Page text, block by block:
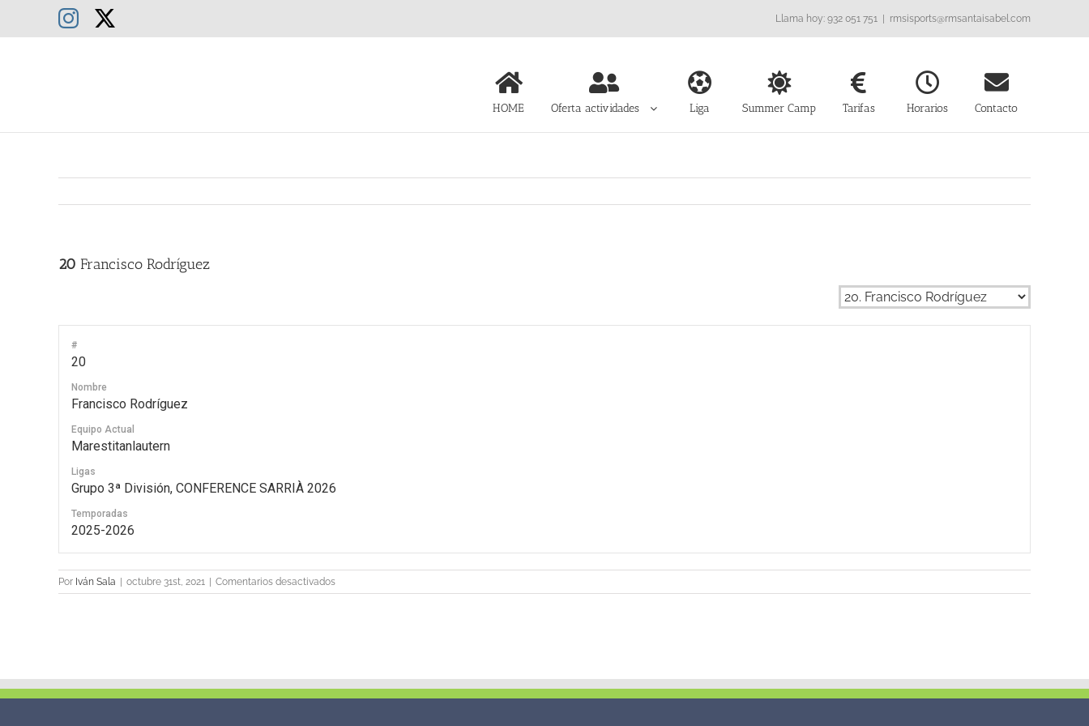
contenido
Llama hoy: 932 051 751 | rmsisports@rmsantaisabel.com
Instagram
HOME Oferta actividades Liga Summer Camp Tarifas Horarios Contacto
20 Francisco Rodríguez
#
20
Nombre
Francisco Rodríguez
Equipo Actual
Marestitanlautern
Ligas
Grupo 3ª División, CONFERENCE SARRIÀ 2026
Temporadas
2025-2026
Por Iván Sala | octubre 31st, 2021 | Comentarios desactivadosen
20